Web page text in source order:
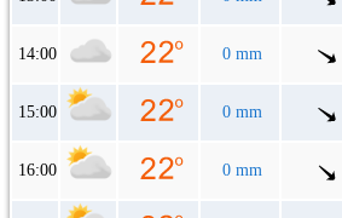
14:00 0 mm
15:00 0 mm
16:00 0 mm